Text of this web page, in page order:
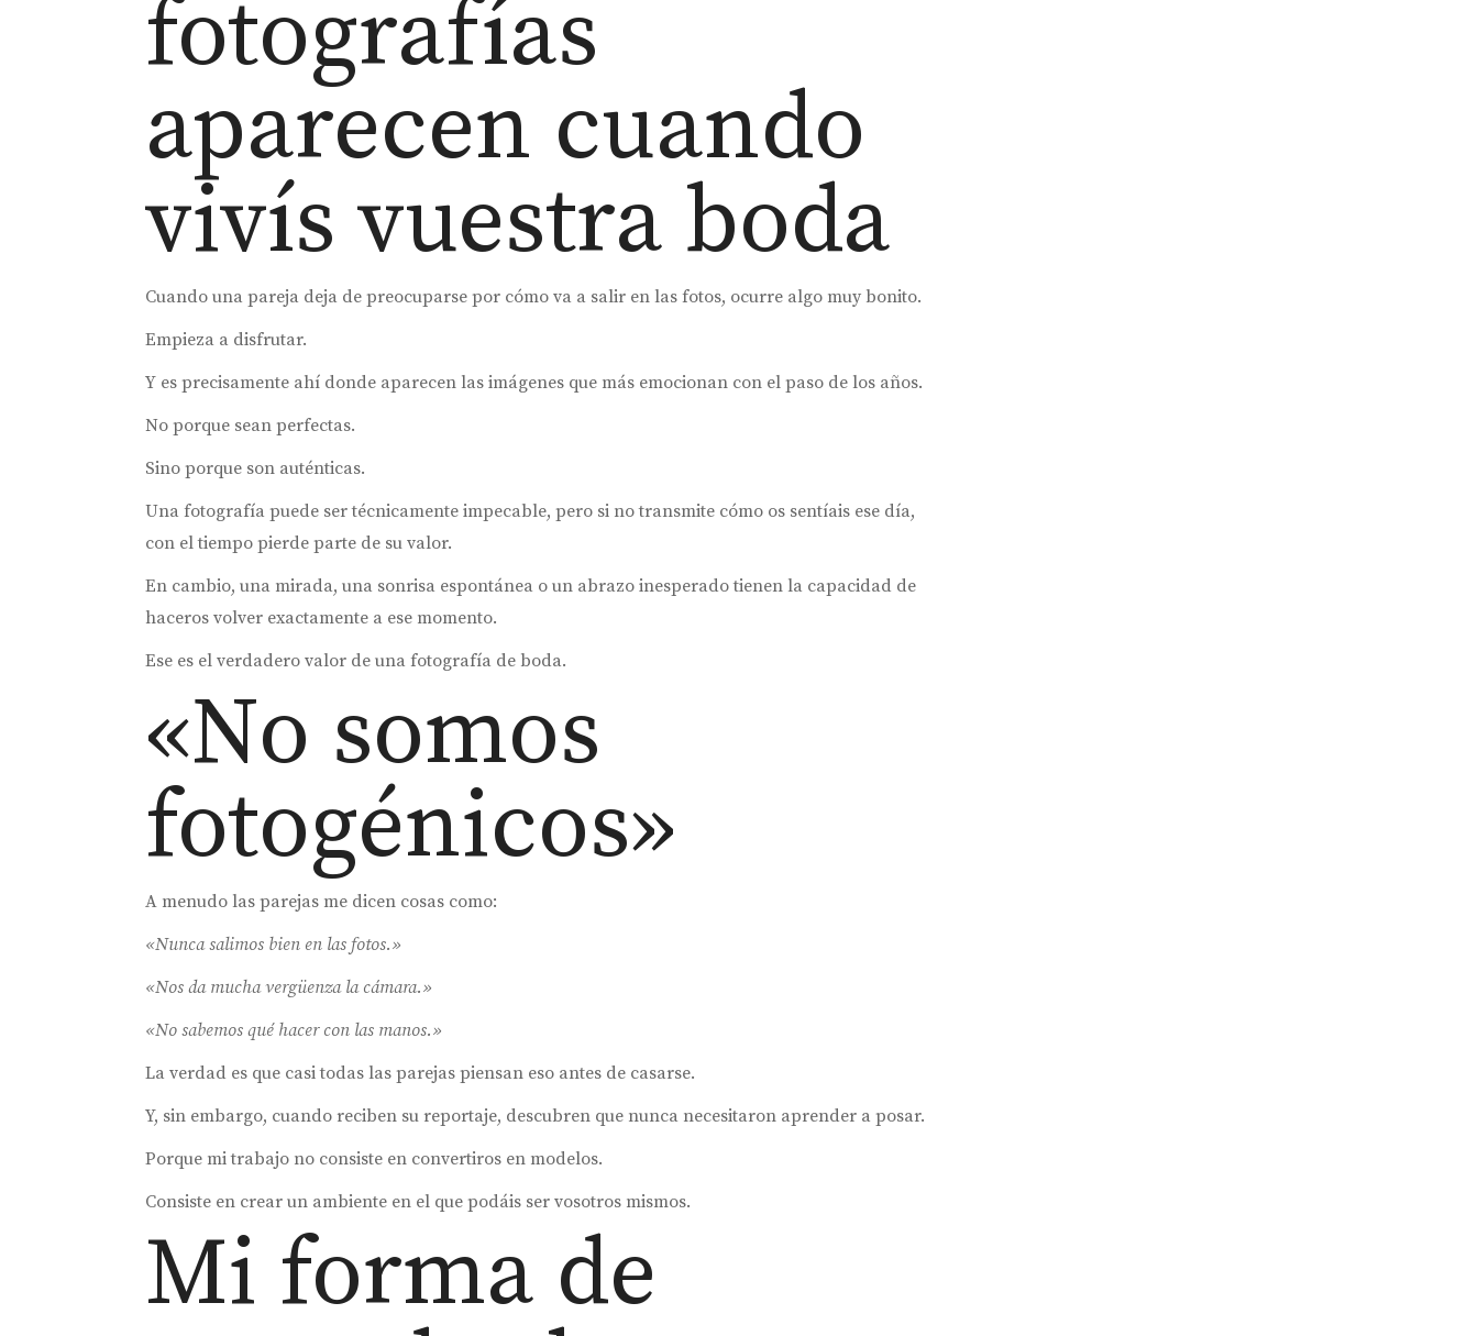
fotografías
aparecen cuando
vivís vuestra boda
Cuando una pareja deja de preocuparse por cómo va a salir en las fotos, ocurre algo muy bonito.
Empieza a disfrutar.
Y es precisamente ahí donde aparecen las imágenes que más emocionan con el paso de los años.
No porque sean perfectas.
Sino porque son auténticas.
Una fotografía puede ser técnicamente impecable, pero si no transmite cómo os sentíais ese día,
con el tiempo pierde parte de su valor.
En cambio, una mirada, una sonrisa espontánea o un abrazo inesperado tienen la capacidad de
haceros volver exactamente a ese momento.
Ese es el verdadero valor de una fotografía de boda.
«No somos
fotogénicos»
A menudo las parejas me dicen cosas como:
«Nunca salimos bien en las fotos.»
«Nos da mucha vergüenza la cámara.»
«No sabemos qué hacer con las manos.»
La verdad es que casi todas las parejas piensan eso antes de casarse.
Y, sin embargo, cuando reciben su reportaje, descubren que nunca necesitaron aprender a posar.
Porque mi trabajo no consiste en convertiros en modelos.
Consiste en crear un ambiente en el que podáis ser vosotros mismos.
Mi forma de